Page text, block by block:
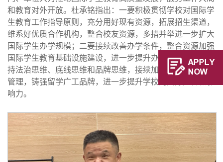
和教育对外开放。杜承铭指出：一要积极贯彻学校对国际学
生教育工作指导原则，充分用好现有资源，拓展招生渠道，
维系好优质合作机构，整合校友资源，多措并举进一步扩大
国际学生办学规模；二要接续改善办学条件，整合资源加强
国际学生教育基础设施建设，进一步提升办学形象；三要坚
持法治思维、底线思维和品牌思维，接续加强国际学生规范
管理，铸强留学广工品牌，进一步提升学校的国际声誉和影
响力。